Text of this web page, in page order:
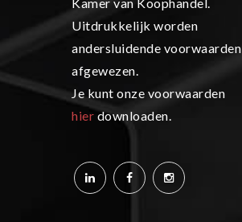
Uitdrukkelijk worden
andersluidende voorwaarden
afgewezen.
Je kunt onze voorwaarden
hier downloaden.